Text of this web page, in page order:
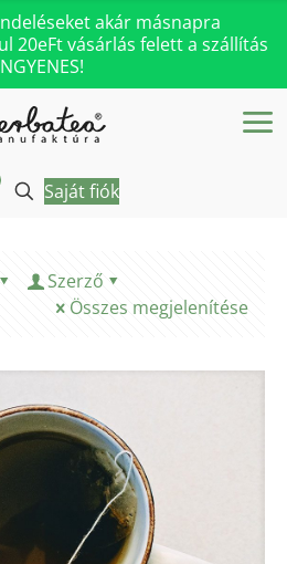
akár másnapra
20eFt vásárlás felett a szállítás
Saját fiók
Szerző
Összes megjelenítése